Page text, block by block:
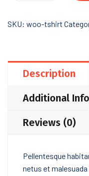
quantity
SKU: woo-tshirt
Description
Additional
Reviews (0)
Pellentesque
netus et